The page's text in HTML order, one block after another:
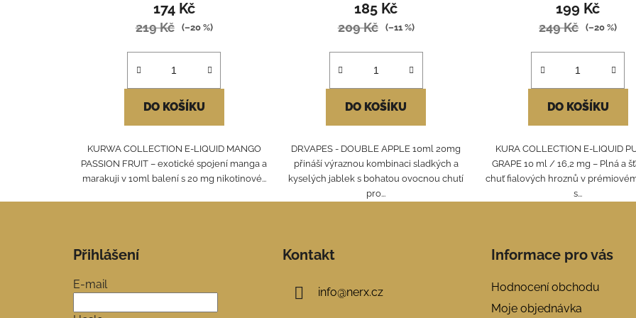
174 Kč
219 Kč (–20 %)
DO KOŠÍKU
KURWA COLLECTION E-LIQUID MANGO
PASSION FRUIT – exotické spojení manga a
marakuji v 10ml balení s 20 mg nikotinové...
185 Kč
209 Kč (–11 %)
DO KOŠÍKU
DR.VAPES - DOUBLE APPLE 10ml 20mg
přináší výraznou kombinaci sladkých a
kyselých jablek s bohatou ovocnou chutí
pro...
199 Kč
249 Kč (–20 %)
DO KOŠÍKU
KURA COLLECTION E-LIQUID
GRAPE 10 ml / 16,2 mg – Plná a
chuť fialových hroznů v
s...
Přihlášení
E-mail
Kontakt
info@nerx.cz
Informace pro vás
Hodnocení obchodu
Moje objednávka